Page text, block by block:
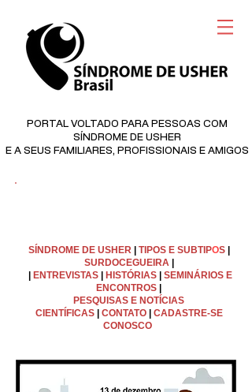
PORTAL VOLTADO PARA PESSOAS COM
SÍNDROME DE USHER
E A SEUS FAMILIARES, PROFISSIONAIS E AMIGOS
©
SÍNDROME DE USHER TIPOS E SUBTIPOS
SURDOCEGUEIRA
ENTREVISTAS HISTÓRIAS| SEMINÁRIOS E
ENCONTROS
PESQUISAS E NOTÍCIAS
CIENTÍFICAS
CONTATO
CADASTRE-SE
CONOSCO